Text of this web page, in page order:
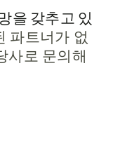
을 갖추고 있
파트너가 없
사로 문의해